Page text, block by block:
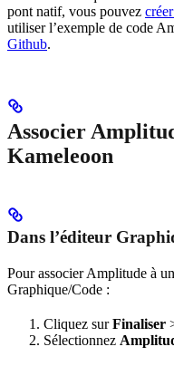
pont natif, vous pouvez
utiliser l’exemple de code
Github.
Associer
Kameleoon
Dans l’éditeur
Pour associer Amplitude à
Graphique/Code :
Cliquez surFinaliser
Sélectionnez